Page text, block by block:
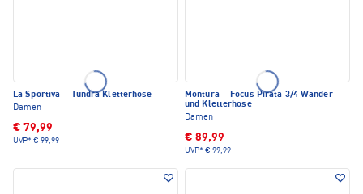
La Sportiva ·
Tundra Kletterhose
Damen
€ 79,99
UVP* € 99,99
Montura · Focus Pirata 3/4 Wander-
und Kletterhose
Damen
€ 89,99
UVP* € 99,99